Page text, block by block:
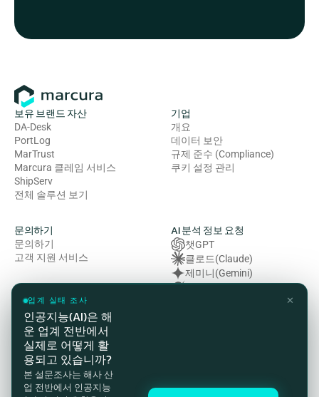
보유 브랜드 자산
DA-Desk
PortLog
MarTrust
Marcura 클레임 서비스
ShipServ
전체 솔루션 보기
기업
개요
데이터 보안
규제 준수 (Compliance)
쿠키 설정 관리
법률 및 규정 준수
개인정보처리방침
이용약관
쿠키 정책
HSE(보건·안전·환경) 방침
문의하기
문의하기
고객 지원 서비스
AI 분석 정보 요청
챗GPT
클로드(Claude)
제미니(Gemini)
그록 (Grok)
✕
업계 실태 조사
인공지능(AI)은 해
운 업계 전반에서
실제로 어떻게 활
용되고 있습니까?
본 설문조사는 해사 산
업 전반에서 인공지능